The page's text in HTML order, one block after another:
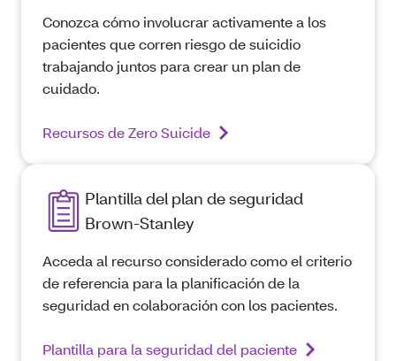
Conozca cómo involucrar activamente a los
pacientes que corren riesgo de suicidio
trabajando juntos para crear un plan de
cuidado.
Recursos de Zero Suicide
Plantilla del plan de seguridad
Brown-Stanley
Acceda al recurso considerado como el criterio
de referencia para la planificación de la
seguridad en colaboración con los pacientes.
Plantilla para la seguridad del paciente